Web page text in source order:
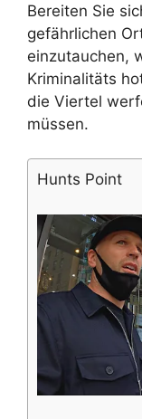
Bereiten Sie
gefährlichen
einzutauchen,
Kriminalitäts
die Viertel
müssen.
Hunts Point